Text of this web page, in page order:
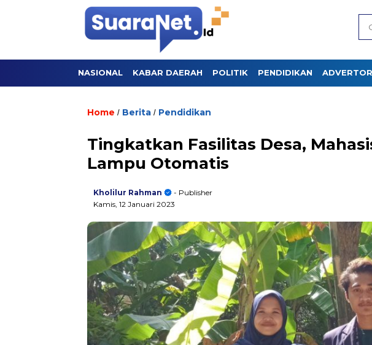
NASIONAL KABAR DAERAH POLITIK PENDIDIKAN
Home / Berita / Pendidikan
Tingkatkan Fasilitas Desa,
Lampu Otomatis
Kholilur Rahman
- Publisher
Kamis, 12 Januari 2023